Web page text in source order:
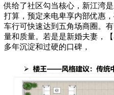
供给了社区勾当核心，新江湾
打算，预定来电卑享内部优惠
车行可快速达到五角场商圈。
量和质量。若是是新婚夫妻，
多年沉淀和过硬的口碑，